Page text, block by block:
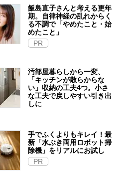
飯島直子さんと考える更年
期。自律神経の乱れからく
る不調で「やめたこと・始
めたこと」
PR
汚部屋暮らしから一変、
「キッチンが散らからな
い」収納の工夫4つ。小さ
な工夫で戻しやすい引き出
しに
手でふくよりもキレイ！最
新「水ぶき両用ロボット掃
除機」をリアルにお試し
PR